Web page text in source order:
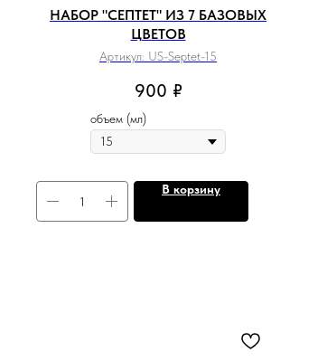
НАБОР "СЕПТЕТ" ИЗ 7 БАЗОВЫХ
ЦВЕТОВ
Артикул: US-Septet-15
900 ₽
объем (мл)
В корзину